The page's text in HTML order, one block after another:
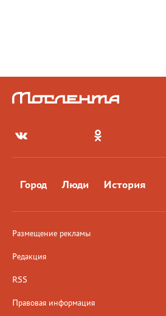
Город Люди История
Размещение рекламы
Редакция
RSS
Правовая информация